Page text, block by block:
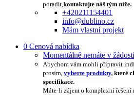
poradit,kontaktujte náš tým níže.
+420211154401
info@dublino.cz
Mám vlastní projekt
0 Cenová nabídka
Momentálně nemáte v
Abychom vám mohli připravit
prosím, vyberte produkty, které
specifikace.
Máte-li zájem o komplexní řešení